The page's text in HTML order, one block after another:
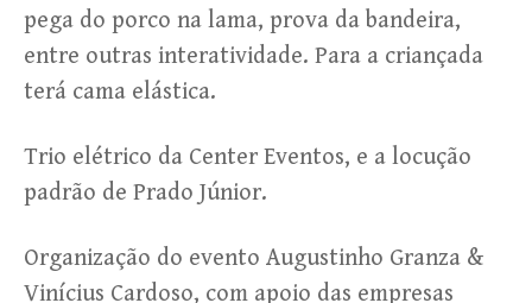
pega do porco na lama, prova da bandeira,
entre outras interatividade. Para a criançada
terá cama elástica.
Trio elétrico da Center Eventos, e a locução
padrão de Prado Júnior.
Organização do evento Augustinho Granza &
Vinícius Cardoso, com apoio das empresas